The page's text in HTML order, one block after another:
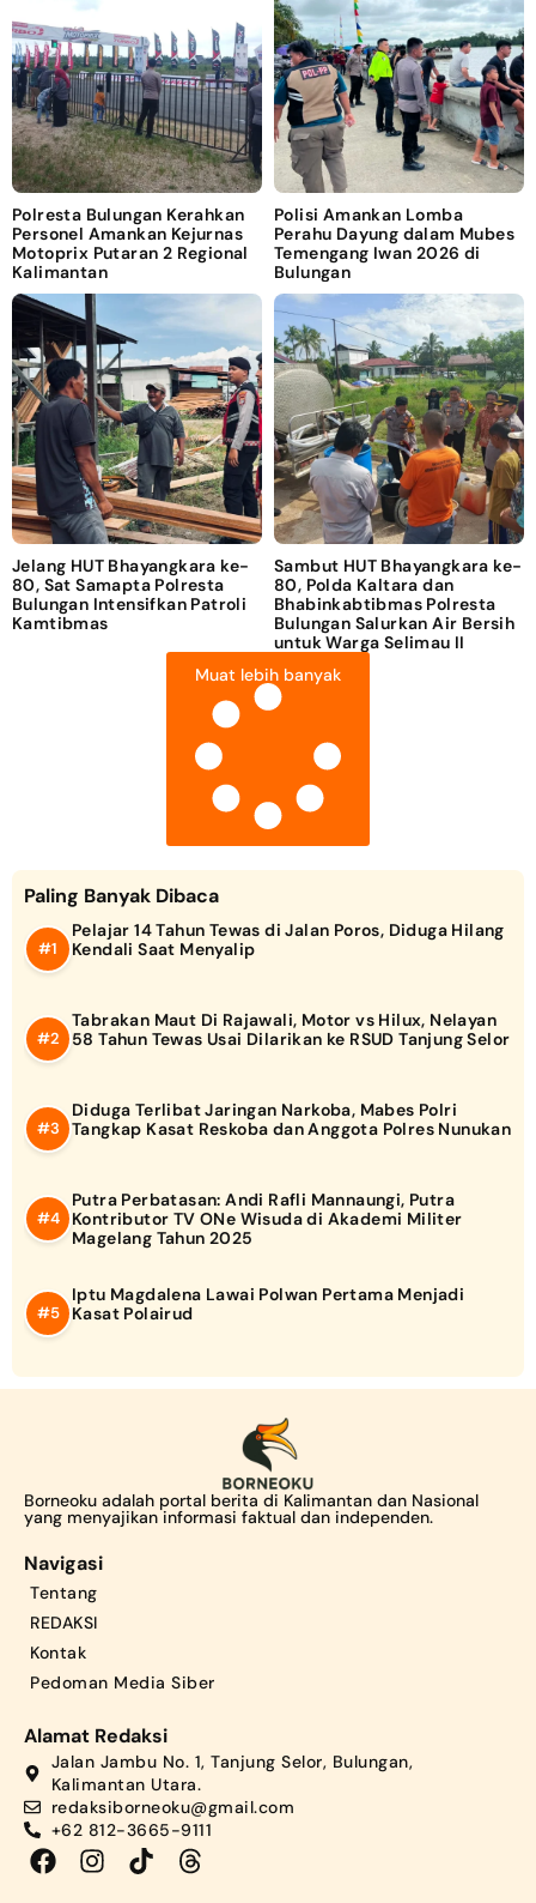
Polresta Bulungan Kerahkan
Personel Amankan Kejurnas
Motoprix Putaran 2 Regional
Kalimantan
Polisi Amankan Lomba
Perahu Dayung dalam Mubes
Temengang Iwan 2026 di
Bulungan
Jelang HUT Bhayangkara ke-
80, Sat Samapta Polresta
Bulungan Intensifkan Patroli
Kamtibmas
Sambut HUT Bhayangkara ke-
80, Polda Kaltara dan
Bhabinkabtibmas Polresta
Bulungan Salurkan Air Bersih
untuk Warga Selimau II
Muat lebih banyak
Paling Banyak Dibaca
Pelajar 14 Tahun Tewas di Jalan Poros, Diduga Hilang
Kendali Saat Menyalip
Tabrakan Maut Di Rajawali, Motor vs Hilux, Nelayan
58 Tahun Tewas Usai Dilarikan ke RSUD Tanjung Selor
Diduga Terlibat Jaringan Narkoba, Mabes Polri
Tangkap Kasat Reskoba dan Anggota Polres Nunukan
Putra Perbatasan: Andi Rafli Mannaungi, Putra
Kontributor TV ONe Wisuda di Akademi Militer
Magelang Tahun 2025
Iptu Magdalena Lawai Polwan Pertama Menjadi
Kasat Polairud
Borneoku adalah portal berita di Kalimantan dan Nasional
yang menyajikan informasi faktual dan independen.
Navigasi
Tentang
REDAKSI
Kontak
Pedoman Media Siber
Alamat Redaksi
Jalan Jambu No. 1, Tanjung Selor, Bulungan,
Kalimantan Utara.
redaksiborneoku@gmail.com
+62 812-3665-9111